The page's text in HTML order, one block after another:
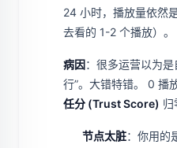
24 小时，播放量依然
去看的 1-2 个播放）。
病因：很多运营以为
行”。大错特错。 0 播
任分 (Trust Score) 归
节点太脏：你用的